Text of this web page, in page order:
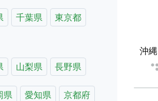
千葉県
東京都
山梨県 長野県
県 愛知県
京都府
沖縄